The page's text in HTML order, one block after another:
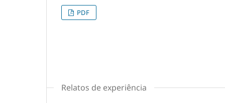
PDF
Relatos de experiência